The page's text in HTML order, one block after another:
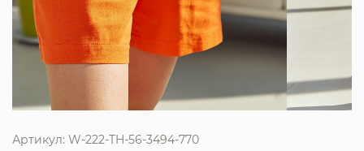
Артикул: W-222-TH-56-3494-770